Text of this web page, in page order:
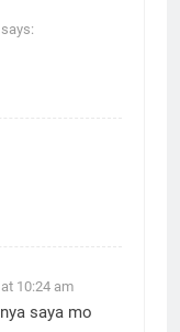
says:
10:24 am
saya mo